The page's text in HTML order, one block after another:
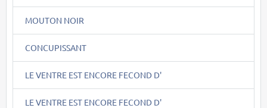
MOUTON NOIR
CONCUPISSANT
LE VENTRE EST ENCORE FECOND D'
LE VENTRE EST ENCORE FECOND D'